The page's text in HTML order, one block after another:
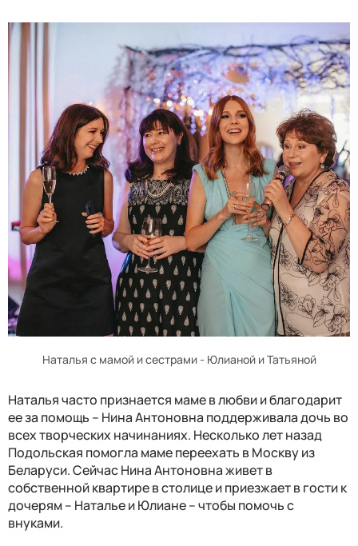
Наталья с мамой и сестрами - Юлианой и Татьяной
Наталья часто признается маме в любви и благодарит
ее за помощь – Нина Антоновна поддерживала дочь во
всех творческих начинаниях. Несколько лет назад
Подольская помогла маме переехать в Москву из
Беларуси. Сейчас Нина Антоновна живет в
собственной квартире в столице и приезжает в гости к
дочерям – Наталье и Юлиане – чтобы помочь с
внуками.